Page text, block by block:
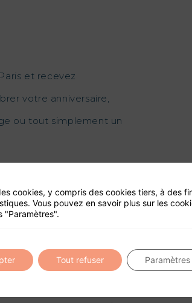
et recevez
votre anniversaire,
ou tout simplement un
ce site
cookies, y compris des cookies tiers, à des
Vous pouvez en savoir plus sur les
"Paramètres".
Tout refuser Paramètres